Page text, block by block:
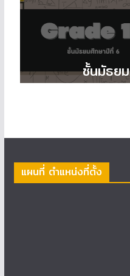
ชั้นมัธย
แผนที่ ตำแหน่งที่ตั้ง